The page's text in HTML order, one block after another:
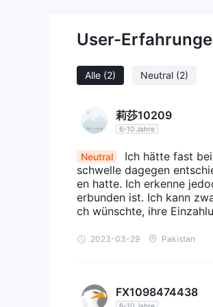
Handelserlebnis zu
Vor- und Nachteile
verschiedene Finanzmärkte
Informationen zu
fehlen PFX Markets
verfahren, was die Fähigkeit
können Schwierigkeiten beim
begrenzter
PFX Markets bietet eine
User-
Alle (2) Neutral (2)
莉莎10209
6-10 Jahre
Neutral
Ich hätte fast
schwelle dagegen
en hatte. Ich erkenne
erbunden ist. Ich kann
ch wünschte, ihre
2023-03-29 Pakistan
FX1098474438